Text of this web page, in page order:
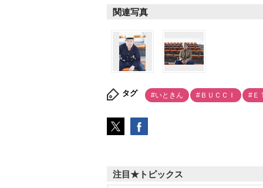
関連写真
タグ #いときん #ＢＵＣＣＩ #Ｅ
注目★トピックス